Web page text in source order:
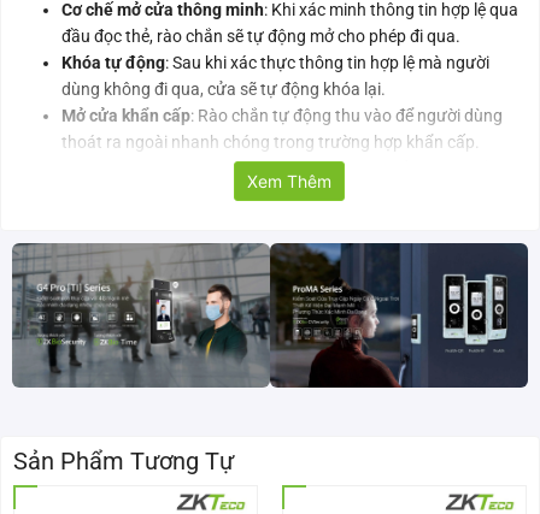
Cơ chế mở cửa thông minh: Khi xác minh thông tin hợp lệ qua
đầu đọc thẻ, rào chắn sẽ tự động mở cho phép đi qua.
Khóa tự động: Sau khi xác thực thông tin hợp lệ mà người
dùng không đi qua, cửa sẽ tự động khóa lại.
Mở cửa khẩn cấp: Rào chắn tự động thu vào để người dùng
thoát ra ngoài nhanh chóng trong trường hợp khẩn cấp.
: Có thể lắp thêm pin/bảng điện để rào
cản tự động thu lại khi mất điện, đảm bảo hoạt động liên tục.
hướng dẫn lối đi cho người dùng.
Vật liệu thép không gỉ: Đảm bảo độ bền cao, hoạt động bền bỉ
và hiệu quả trong thời gian dài.
Chi tiết thông số cổng flap barrier ZKTeco FBL1011
Pro
AC 100 ~ 120V / 200 ~ 240V, 50 /
Xem Thêm
Sản Phẩm Tương Tự